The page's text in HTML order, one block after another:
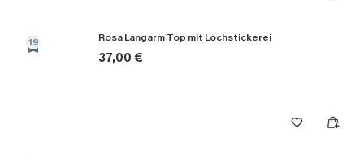
19 Rosa Langarm Top mit Lochstickerei
37,00 €